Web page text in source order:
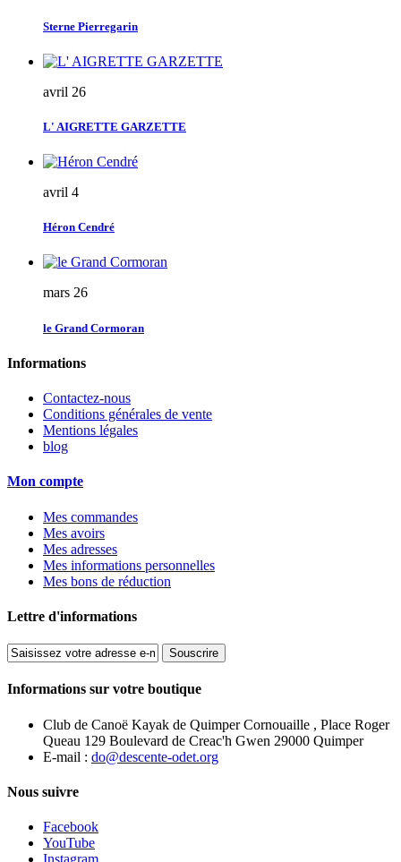
Sterne Pierregarin
avril 26
L' AIGRETTE GARZETTE
avril 4
Héron Cendré
mars 26
le Grand Cormoran
Informations
Contactez-nous
Conditions générales de vente
Mentions légales
blog
Mon compte
Mes commandes
Mes avoirs
Mes adresses
Mes informations personnelles
Mes bons de réduction
Lettre d'informations
Souscrire
Informations sur votre boutique
Club de Canoë Kayak de Quimper Cornouaille , Place Roger
Queau 129 Boulevard de Creac'h Gwen 29000 Quimper
E-mail : do@descente-odet.org
Nous suivre
Facebook
YouTube